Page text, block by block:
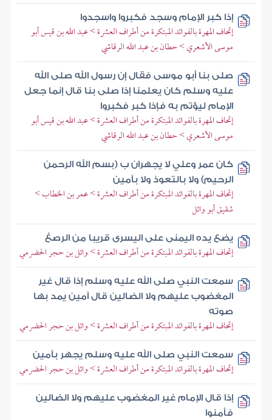
إذا كبر الإمام وسجد فكبروا واسجدوا
إتحاف المهرة بالفوائد المبتكرة من أطراف العشرة > عبد الله بن قيس أبو
موسى الأشعري > حطان بن عبد الله الرقاشي
صلى بنا أبو موسى فقال إن رسول الله صلى الله
عليه وسلم كان يعلمنا إذا صلى بنا قال إنما جعل
الإمام ليؤتم به فإذا كبر فكبروا
إتحاف المهرة بالفوائد المبتكرة من أطراف العشرة > عبد الله بن قيس أبو
موسى الأشعري > حطان بن عبد الله الرقاشي
كان عمر وعلي لا يجهران ب (بسم الله الرحمن
الرحيم) ولا بالتعوذ ولا بآمين
إتحاف المهرة بالفوائد المبتكرة من أطراف العشرة > عمر بن الخطاب >
شقيق أبو وائل
يضع يده اليمنى على اليسرى قريبا من الرصغ
إتحاف المهرة بالفوائد المبتكرة من أطراف العشرة > وائل بن حجر الحضرمي
سمعت النبي صلى الله عليه وسلم إذا قال غير
المغضوب عليهم ولا الضالين قال آمين يمد بها
صوته
إتحاف المهرة بالفوائد المبتكرة من أطراف العشرة > وائل بن حجر الحضرمي
سمعت النبي صلى الله عليه وسلم يجهر بآمين
إتحاف المهرة بالفوائد المبتكرة من أطراف العشرة > وائل بن حجر الحضرمي
إذا قال الإمام غير المغضوب عليهم ولا الضالين
فأمنوا